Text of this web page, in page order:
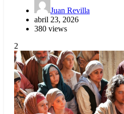
Juan Revilla
abril 23, 2026
380 views
2